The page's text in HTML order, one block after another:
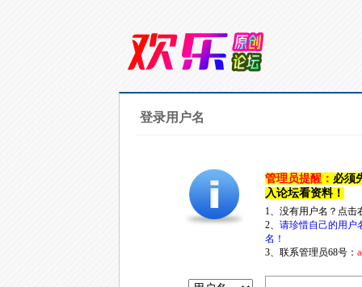
登录用户名
管理员提醒： 必须
入论坛看资料！
1、没有用户名？点
2、 请珍惜自己的用户
名！
3、联系管理员68号：